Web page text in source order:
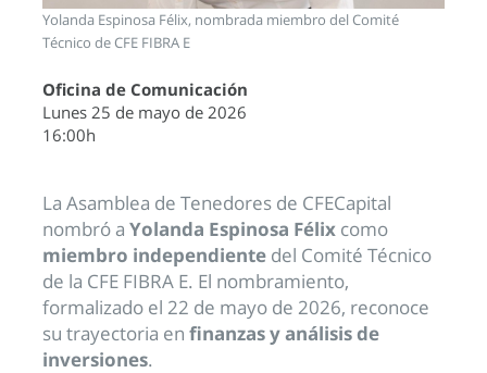
Yolanda Espinosa Félix, nombrada miembro del Comité
Técnico de CFE FIBRA E
Oficina de Comunicación
Lunes 25 de mayo de 2026
16:00h
La Asamblea de Tenedores de CFECapital
nombró a Yolanda Espinosa Félix como
miembro independiente del Comité Técnico
de la CFE FIBRA E. El nombramiento,
formalizado el 22 de mayo de 2026, reconoce
su trayectoria en finanzas y análisis de
inversiones.